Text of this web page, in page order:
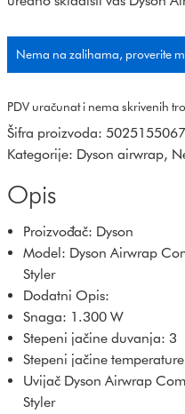
Nema na zalihama, proverite
PDV uračunat i nema skrivenih
Šifra proizvoda:
Kategorije: Dyson airwrap,
Opis
Proizvođač: Dyson
Model: Dyson Airwrap
Styler
Dodatni Opis:
Snaga: 1.300 W
Stepeni jačine duvanja: 3
Stepeni jačine
Uvijač Dyson Airwrap
Styler